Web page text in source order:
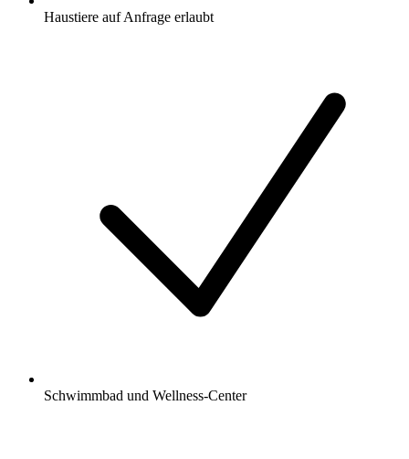
Haustiere auf Anfrage erlaubt
Schwimmbad und Wellness-Center